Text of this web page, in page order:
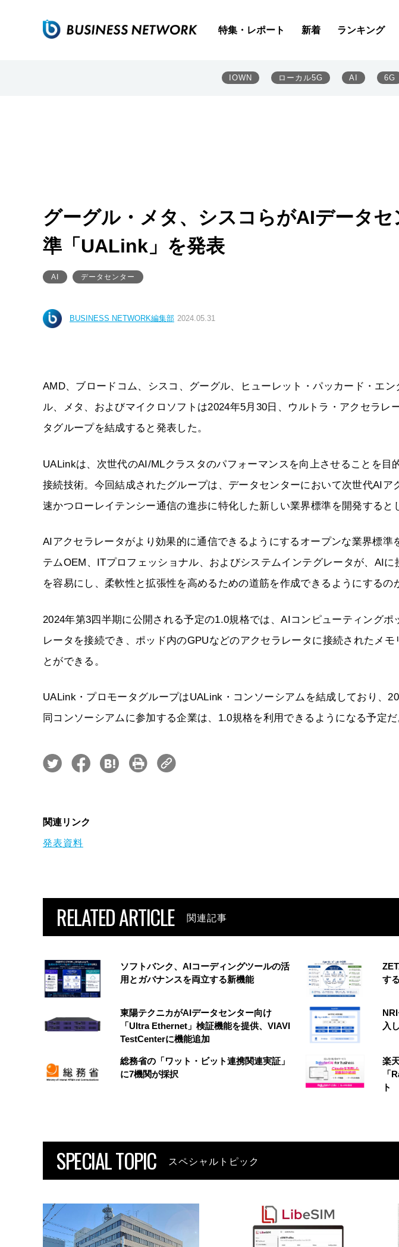
特集・レポート 新着 ランキング
IOWN ローカル5G AI 6G
グーグル・メタ、シスコらがAIデータ
準「UALink」を発表
AI データセンター
BUSINESS NETWORK編集部 2024.05.31
AMD、ブロードコム、シスコ、グーグル、ヒューレット・パッカード・エ
ル、メタ、およびマイクロソフトは2024年5月30日、ウルトラ・アクセラレ
タグループを結成すると発表した。
UALinkは、次世代のAI/MLクラスタのパフォーマンスを向上させることを目
接続技術。今回結成されたグループは、データセンターにおいて次世代AIア
速かつローレイテンシー通信の進歩に特化した新しい業界標準を開発すると
AIアクセラレータがより効果的に通信できるようにするオープンな業界標準
テムOEM、ITプロフェッショナル、およびシステムインテグレータが、AI
を容易にし、柔軟性と拡張性を高めるための道筋を作成できるようにするの
2024年第3四半期に公開される予定の1.0規格では、AIコンピューティングポ
レータを接続でき、ポッド内のGPUなどのアクセラレータに接続されたメモ
とができる。
UALink・プロモータグループはUALink・コンソーシアムを結成しており、
同コンソーシアムに参加する企業は、1.0規格を利用できるようになる予定だ
関連リンク
発表資料
RELATED ARTICLE 関連記事
ソフトバンク、AIコーディングツールの活
用とガバナンスを両立する新機能
す
東陽テクニカがAIデータセンター向け
「Ultra Ethernet」検証機能を提供、VIAVI
TestCenterに機能追加
入
総務省の「ワット・ビット連携関連実証」
に7機関が採択
楽
「
ト
SPECIAL TOPIC スペシャルトピック